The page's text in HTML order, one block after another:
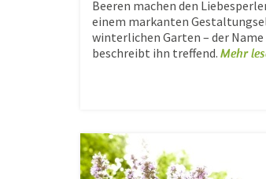
Beeren machen den
einem markanten
winterlichen Garten – der
beschreibt ihn treffend. Mehr